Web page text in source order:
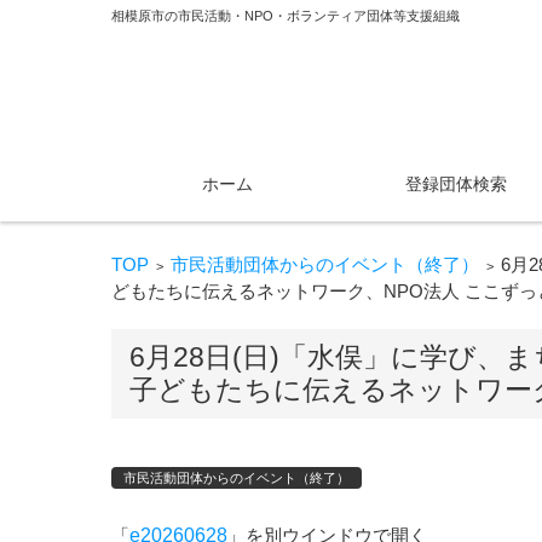
相模原市の市民活動・NPO・ボランティア団体等支援組織
ホーム 登録団体検索
TOP > 市民活動団体からのイベント（終了） > 6月
どもたちに伝えるネットワーク、NPO法人 ここずっ
6月28日(日)「水俣」に学び、
子どもたちに伝えるネットワ
市民活動団体からのイベント（終了）
「e20260628 」を別ウインドウで開く